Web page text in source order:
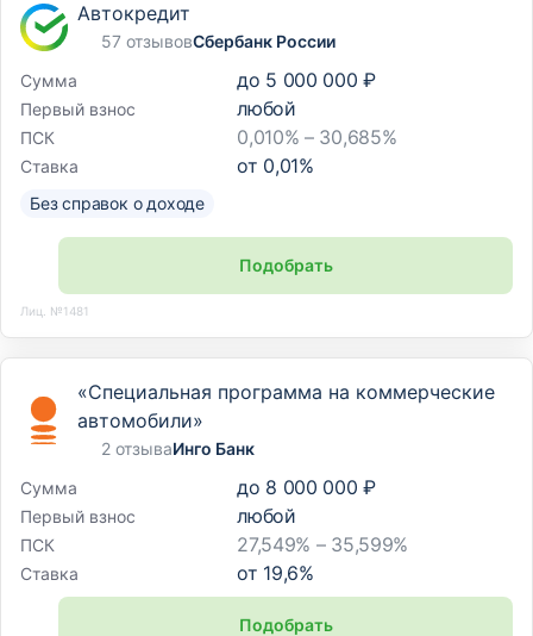
Автокредит
57 отзывовСбербанк России
Сумма
до 5 000 000 ₽
Первый взнос любой
ПСК 0,010% – 30,685%
Ставка от 0,01%
Без справок о доходе
Подобрать
Лиц. №1481
«Специальная программа на коммерческие
автомобили»
2 отзываИнго Банк
Сумма
до 8 000 000 ₽
Первый взнос любой
ПСК 27,549% – 35,599%
Ставка от 19,6%
Подобрать